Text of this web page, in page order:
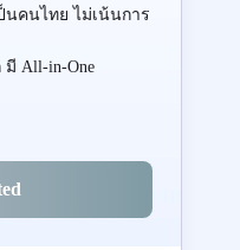
นคนไทย ไม่เน้นการ
All-in-One